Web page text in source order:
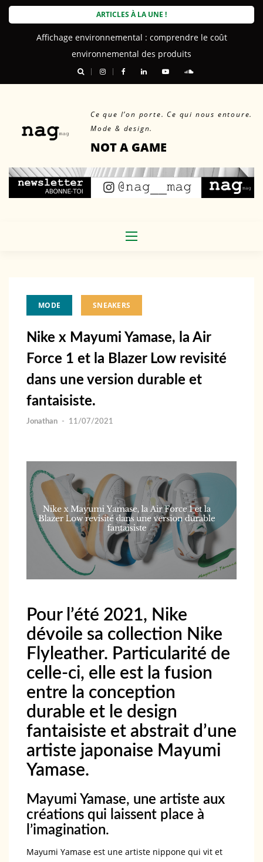
Skip
ARTICLES À LA UNE !
Affichage environnemental : comprendre le coût
environnemental des produits
Martin Sallières : les chaussures ont leur mot à dire
Ce que l’on porte. Ce qui nous entoure.
Mode & design.
NOT A GAME
MODE SNEAKERS
Nike x Mayumi Yamase, la Air
Force 1 et la Blazer Low revisité
dans une version durable et
fantaisiste.
Jonathan - 11/07/2021
Pour l’été 2021, Nike
dévoile sa collection Nike
Flyleather. Particularité de
celle-ci, elle est la fusion
entre la conception
durable et le design
fantaisiste et abstrait d’une
artiste japonaise Mayumi
Yamase.
Mayumi Yamase, une artiste aux
créations qui laissent place à
l’imagination.
Mayumi Yamase est une artiste nippone qui vit et